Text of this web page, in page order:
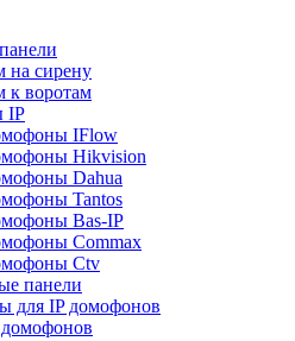
на сирену
к воротам
IP
IFlow
Hikvision
Dahua
Tantos
Bas-IP
Commax
Ctv
панели
для IP домофонов